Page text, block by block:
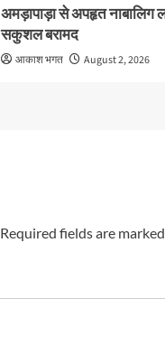
अमड़ापाड़ा से अपहृत नाबालिग
सकुशल बरामद
आकाश भगत August 2, 2026
Required fields are marked